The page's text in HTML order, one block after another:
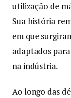
utilização de
Sua história
em que
adaptados
na indústria.
Ao longo das